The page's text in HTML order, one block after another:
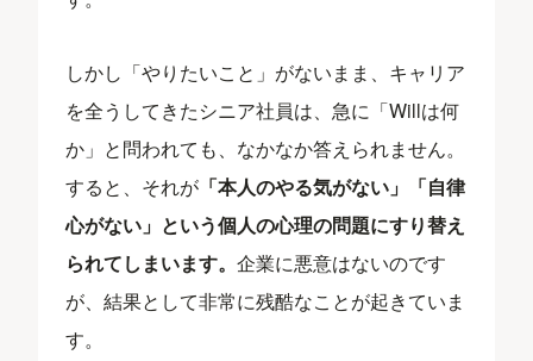
しかし「やりたいこと」がないまま、キャリア
を全うしてきたシニア社員は、急に「Willは何
か」と問われても、なかなか答えられません。
すると、それが 「本人のやる気がない」「自律
心がない」という個人の心理の問題にすり替え
られてしまいます。企業に悪意はないのです
が、結果として非常に残酷なことが起きていま
す。